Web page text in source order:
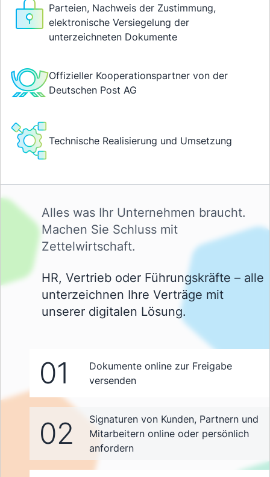
Parteien, Nachweis der Zustimmung,
elektronische Versiegelung der
unterzeichneten Dokumente
Offizieller Kooperationspartner von der
Deutschen Post AG
Technische Realisierung und Umsetzung
Alles was Ihr Unternehmen braucht.
Machen Sie Schluss mit
Zettelwirtschaft.
HR, Vertrieb oder Führungskräfte – alle
unterzeichnen Ihre Verträge mit
unserer digitalen Lösung.
01
Dokumente online zur Freigabe
versenden
02
Signaturen von Kunden, Partnern und
Mitarbeitern online oder persönlich
anfordern